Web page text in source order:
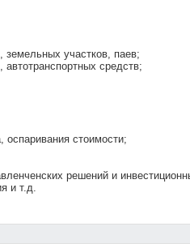
участков, паев;
автотранспортных средств;
оспаривания стоимости;
решений и
и т.д.